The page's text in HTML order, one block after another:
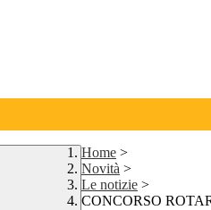
Home >
Novità >
Le notizie >
CONCORSO